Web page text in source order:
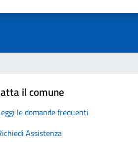
il comune
le domande frequenti
Assistenza